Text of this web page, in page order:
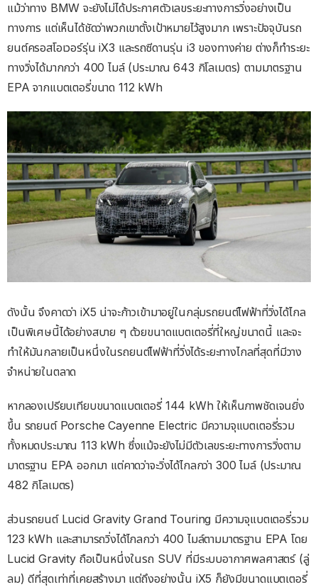
แม้ว่าทาง BMW จะยังไม่ได้ประกาศตัวเลขระยะทางการวิ่งอย่างเป็น
ทางการ แต่เห็นได้ชัดว่าพวกเขาตั้งเป้าหมายไว้สูงมาก เพราะปัจจุบันรถ
ยนต์ครอสโอเวอร์รุ่น iX3 และรถซีดานรุ่น i3 ของทางค่าย ต่างก็ทำระยะ
ทางวิ่งได้มากกว่า 400 ไมล์ (ประมาณ 643 กิโลเมตร) ตามมาตรฐาน
EPA จากแบตเตอรี่ขนาด 112 kWh
ดังนั้น จึงคาดว่า iX5 น่าจะก้าวเข้ามาอยู่ในกลุ่มรถยนต์ไฟฟ้าที่วิ่งได้ไกล
เป็นพิเศษนี้ได้อย่างสบาย ๆ ด้วยขนาดแบตเตอรี่ที่ใหญ่ขนาดนี้ และจะ
ทำให้มันกลายเป็นหนึ่งในรถยนต์ไฟฟ้าที่วิ่งได้ระยะทางไกลที่สุดที่มีวาง
จำหน่ายในตลาด
หากลองเปรียบเทียบขนาดแบตเตอรี่ 144 kWh ให้เห็นภาพชัดเจนยิ่ง
ขึ้น รถยนต์ Porsche Cayenne Electric มีความจุแบตเตอรี่รวม
ทั้งหมดประมาณ 113 kWh ซึ่งแม้จะยังไม่มีตัวเลขระยะทางการวิ่งตาม
มาตรฐาน EPA ออกมา แต่คาดว่าจะวิ่งได้ไกลกว่า 300 ไมล์ (ประมาณ
482 กิโลเมตร)
ส่วนรถยนต์ Lucid Gravity Grand Touring มีความจุแบตเตอรี่รวม
123 kWh และสามารถวิ่งได้ไกลกว่า 400 ไมล์ตามมาตรฐาน EPA โดย
Lucid Gravity ถือเป็นหนึ่งในรถ SUV ที่มีระบบอากาศพลศาสตร์ (ลู่
ลม) ดีที่สุดเท่าที่เคยสร้างมา แต่ถึงอย่างนั้น iX5 ก็ยังมีขนาดแบตเตอรี่